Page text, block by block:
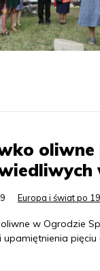
oliwne
Europa i świat po
w Ogrodzie
upamiętnienia